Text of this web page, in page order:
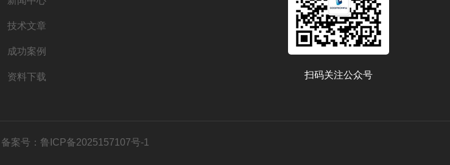
技术文章
成功案例
资料下载 扫码关注公众号
备案号：鲁ICP备2025157107号-1